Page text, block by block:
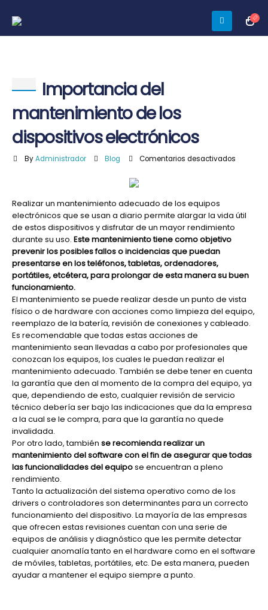
Importancia del
mantenimiento de los
dispositivos electrónicos
By Administrador Blog Comentarios desactivados
los
Realizar un mantenimiento adecuado de los equipos
electrónicos que se usan a diario permite alargar la vida útil
de estos dispositivos y disfrutar de un mayor rendimiento
durante su uso. Este mantenimiento tiene como objetivo
prevenir los posibles fallos o incidencias que puedan
presentarse en los teléfonos, tabletas, ordenadores,
portátiles, etcétera, para prolongar de esta manera su buen
funcionamiento.
El mantenimiento se puede realizar desde un punto de vista
físico o de hardware con acciones como limpieza del equipo,
reemplazo de la batería, revisión de conexiones y cableado.
Es recomendable que todas estas acciones de
mantenimiento sean llevadas a cabo por profesionales que
conozcan los equipos, los cuales le puedan realizar el
mantenimiento adecuado. También se debe tener en cuenta
la garantía que den al momento de la compra del equipo, ya
que, dependiendo de esto, cualquier revisión de servicio
técnico debería ser bajo las indicaciones que da la empresa
a la cual se le compra, para que la garantía no quede
invalidada.
Por otro lado, también se recomienda realizar un
mantenimiento del software con el fin de asegurar que todas
las funcionalidades del equipose encuentran a pleno
rendimiento.
Tanto la actualización del sistema operativo como de los
drivers o controladores son determinantes para un correcto
funcionamiento del dispositivo. La mayoría de las empresas
que ofrecen estas revisiones cuentan con una serie de
equipos de análisis y diagnóstico que les permite detectar
cualquier anomalía tanto en el hardware como en el software
de móviles, tabletas, portátiles, etc. De esta manera, pueden
ayudar a mantener el equipo siempre a punto.